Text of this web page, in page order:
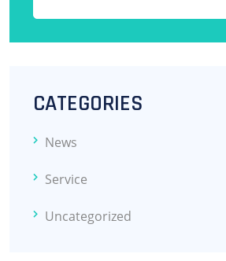
CATEGORIES
News
Service
Uncategorized